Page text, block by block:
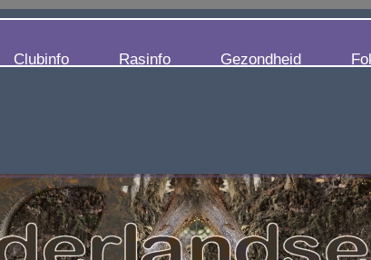
Clubinfo Rasinfo Gezondheid